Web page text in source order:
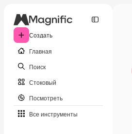
Создать
Главная
Поиск
Стоковый
Посмотреть
Все инструменты